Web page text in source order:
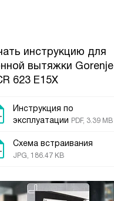
инструкцию для
вытяжки Gorenje
623 E15X
Инструкция по
эксплуатации PDF, 3.39 MB
Схема встраивания
JPG, 186.47 KB